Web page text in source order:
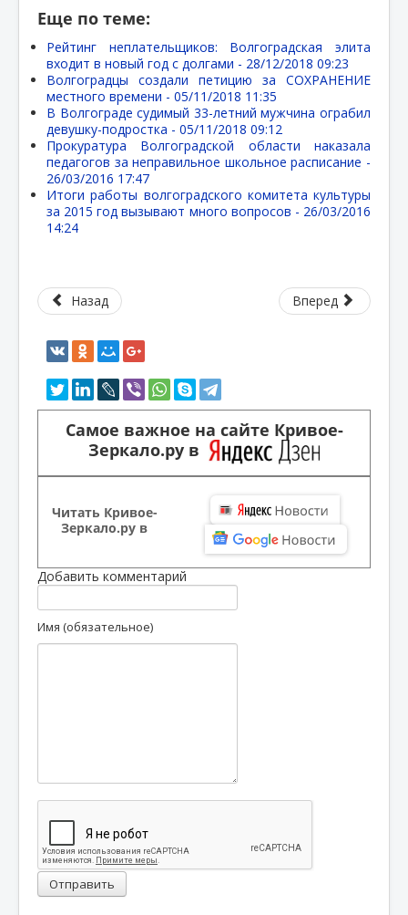
Еще по теме:
Рейтинг неплательщиков: Волгоградская элита
входит в новый год с долгами - 28/12/2018 09:23
Волгоградцы создали петицию за СОХРАНЕНИЕ
местного времени - 05/11/2018 11:35
В Волгограде судимый 33-летний мужчина ограбил
девушку-подростка - 05/11/2018 09:12
Прокуратура Волгоградской области наказала
педагогов за неправильное школьное расписание -
26/03/2016 17:47
Итоги работы волгоградского комитета культуры
за 2015 год вызывают много вопросов - 26/03/2016
14:24
Назад Вперед
Самое важное на сайте Кривое-
Зеркало.ру в
Читать Кривое-
Зеркало.ру в
Добавить комментарий
Имя (обязательное)
Отправить